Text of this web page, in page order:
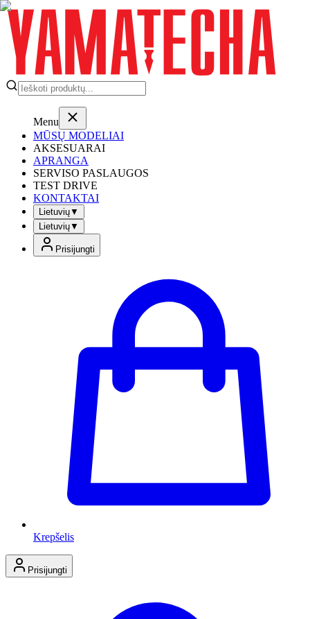
Menu
MŪSŲ MODELIAI
AKSESUARAI
APRANGA
SERVISO PASLAUGOS
TEST DRIVE
KONTAKTAI
Lietuvių▼
Lietuvių▼
Prisijungti
Krepšelis
Prisijungti